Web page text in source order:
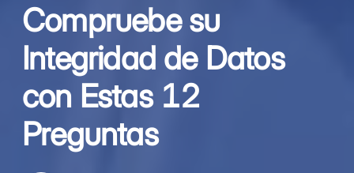
Compruebe su
Integridad de Datos
con Estas 12
Preguntas